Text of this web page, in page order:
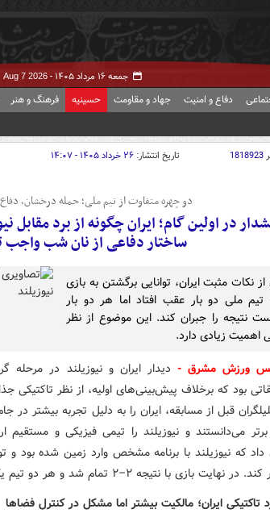
جمعه ۱۶ مرداد ۱۴۰۵ - Aug 7 2026
دفاع و امنیت جهاد و مقاومت حسینیه فرهنگ و هنر
1818923 تاریخ انتشار: ۲۶ خرداد ۱۴۰۵ - ۱۴:۰۷
دو چهره متفاوت از تیم ملی؛ حمله درخشان،
در اولین گام؛ ایران چگونه از برد مقابل
ساختار دفاعی از نان شب
نکات مثبت ایران، توانایی برگشتن به بازی
تیم ملی دو بار عقب افتاد اما هر دو بار
نتیجه را جبران کند. این موضوع از نظر
اهمیت زیادی دارد.
ورزش مشرق -
بود که برخلاف پیش‌بینی‌های اولیه، از نظر تاکتیکی
قبل از مسابقه، ایران را به دلیل تجربه بیشتر در
می‌دانستند و نیوزیلند را تیمی فیزیکی و مستقیم
که نیوزیلند با برنامه مشخص وارد زمین شده بود
نهایت بازی با نتیجه ۲–۲ تمام شد و هر دو تیم یک امتیاز گرفتند.
تاکتیکی ایران؛ مالکیت بیشتر اما مشکل در کنترل فضاها